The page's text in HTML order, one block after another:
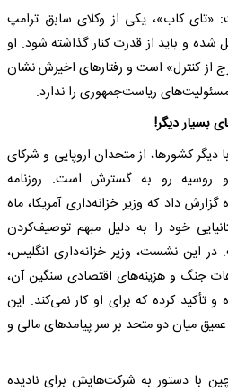
«تای کاب»، یکی از وکلای سابق ترامپ
شده و باید از قدرت کنار گذاشته شود. او
از کنترل» است و رفتارهای اخیرش نشان
ریاست‌جمهوری را ندارد.
بسیار دیگر!
دیگر کشورها، از متحدان اروپایی و شرکای
روسیه رو به گسترش است. روزنامه
گزارش داد که وزیر خزانه‌داری آمریکا، ماه
خود را به دلیل مبهم توصیف‌کردن
این نشست، وزیر خزانه‌داری انگلیس،
جنگ و هزینه‌های اقتصادی سنگین آن،
تأکید کرده که برای او کار نمی‌کند. این
میان دو متحد بر سر پیامدهای مالی و
با دستور به شرکت‌هایش برای نادیده